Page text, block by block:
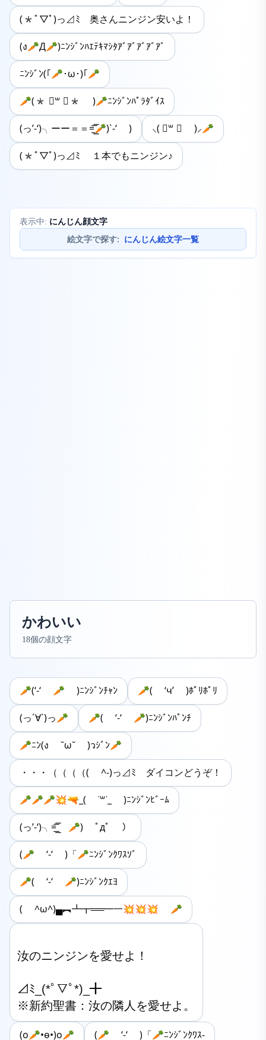
(*ﾟ▽ﾟ)っ⊿ﾐ 奥さんニンジン安いよ！
(ง🥕Д🥕)ﾆﾝｼﾞﾝﾊｴﾃｷﾏｼﾀｱﾞｱﾞｱﾞｱﾞｱﾞ
ﾆﾝｼﾞﾝ(｢🥕･ω･)｢🥕
🥕(* ॑꒳ ॑* )🥕ﾆﾝｼﾞﾝﾊﾟﾗﾀﾞｲｽ
(っ’-‘)╮ーー＝＝=͟͟͞͞🥕)`-‘ ) ⸜( ॑꒳ ॑ )⸝🥕
(*ﾟ▽ﾟ)っ⊿ﾐ １本でもニンジン♪
表示中: にんじん顔文字
絵文字で探す: にんじん絵文字一覧
かわいい
18個の顔文字
🥕(‘-‘ 🥕 )ﾆﾝｼﾞﾝﾁｬﾝ 🥕( ‘ч’ )ﾎﾟﾘﾎﾟﾘ
(っ´∀`)っ🥕 🥕‪( ‘-‘ 🥕)ﾆﾝｼﾞﾝﾊﾟﾝﾁ
🥕ﾆﾝ(ง ˘ω˘ )วｼﾞﾝ🥕
・・・（（（（( ^-)っ⊿ﾐ ダイコンどうぞ！
🥕🥕🥕💥🔫_( ˙꒳​˙_ )ﾆﾝｼﾞﾝﾋﾞｰﾑ
(っ’-‘)╮=͟͟͞͞ 🥕) ﾟдﾟ ）
(🥕 ‘-‘ )「🥕ﾆﾝｼﾞﾝｸﾜｽｿﾞ
🥕‪( ‘-‘ 🥕)ﾆﾝｼﾞﾝｸｴﾖ
( ^ω^)▄︻┻┳══━一💥💥💥 🥕
汝のニンジンを愛せよ！
⊿ﾐ_(*ﾟ▽ﾟ*)_╋
(o🥕•ө•)o🥕 (🥕 ‘-‘ )「🥕ﾆﾝｼﾞﾝｸﾜｽ-